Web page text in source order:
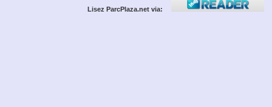
Lisez ParcPlaza.net via: